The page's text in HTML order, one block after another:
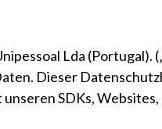
Lda (Portugal).
Dieser
unseren SDKs,